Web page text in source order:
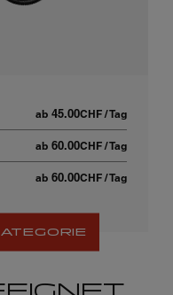
ab 45.00CHF/ Tag
ab 60.00CHF/ Tag
ab 60.00CHF/ Tag